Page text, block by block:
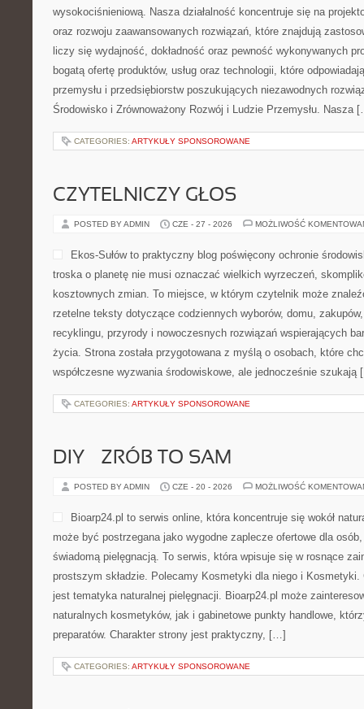
wysokociśnieniową. Nasza działalność koncentruje się na
oraz rozwoju zaawansowanych rozwiązań, które znajdują
liczy się wydajność, dokładność oraz pewność wykonywanych
bogatą ofertę produktów, usług oraz technologii, które
przemysłu i przedsiębiorstw poszukujących niezawodnych
Środowisko i Zrównoważony Rozwój i Ludzie Przemysłu. Nasza
CATEGORIES: ARTYKUŁY SPONSOROWANE
CZYTELNICZY GŁOS
POSTED BY ADMIN CZE - 27 - 2026 MOŻLIWOŚĆ
Ekos-Sułów to praktyczny blog poświęcony ochronie
troska o planetę nie musi oznaczać wielkich wyrzeczeń,
kosztownych zmian. To miejsce, w którym czytelnik może
rzetelne teksty dotyczące codziennych wyborów, domu,
recyklingu, przyrody i nowoczesnych rozwiązań wspierających
życia. Strona została przygotowana z myślą o osobach, które
współczesne wyzwania środowiskowe, ale jednocześnie
CATEGORIES: ARTYKUŁY SPONSOROWANE
DIY – ZRÓB TO SAM
POSTED BY ADMIN CZE - 20 - 2026 MOŻLIWOŚĆ
Bioarp24.pl to serwis online, która koncentruje się wokół
może być postrzegana jako wygodne zaplecze ofertowe dla
świadomą pielęgnacją. To serwis, która wpisuje się w rosnące
prostszym składzie. Polecamy Kosmetyki dla niego i Kosmetyki.
jest tematyka naturalnej pielęgnacji. Bioarp24.pl może
naturalnych kosmetyków, jak i gabinetowe punkty handlowe,
preparatów. Charakter strony jest praktyczny, […]
CATEGORIES: ARTYKUŁY SPONSOROWANE